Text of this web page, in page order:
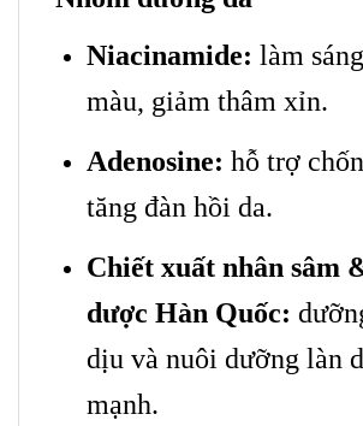
Niacinamide: làm
màu, giảm thâm xỉn.
Adenosine: hỗ trợ
tăng đàn hồi da.
Chiết xuất nhân sâm
dược Hàn Quốc:
dịu và nuôi dưỡng làn
mạnh.